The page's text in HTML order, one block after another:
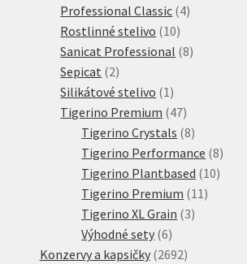
produktů
Professional Classic 44
Rostlinné stelivo 1010
produktů
Sanicat Professional 88
Sepicat 22
produkty
Silikátové stelivo 11
produkt
Tigerino Premium 4747
produktů
Tigerino Crystals 88
produktů
Tigerino Performance 88
Tigerino Plantbased 1010
Tigerino Premium 1111
Tigerino XL Grain 33
Výhodné sety 66
produktů
Konzervy a kapsičky 26922692